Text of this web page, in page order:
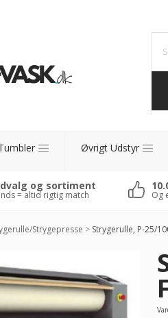
Øvrigt Udstyr
og sortiment
= altid rigtig match Og
Strygepresse >Strygerulle, P-25/